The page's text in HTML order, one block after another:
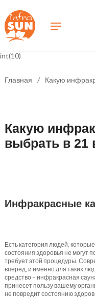
int(10)
Главная / Какую
Какую
выбрать в 21
Инфракрасные
Есть категория людей,
состояния здоровья не могут
требует этой процедуры.
вперед, и именно для таких
средство – инфракрасная
принесет пользу вашему
не повредит состоянию